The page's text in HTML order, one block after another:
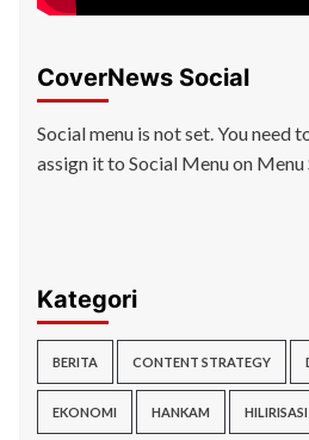
CoverNews Social
Social menu is not set. You need
assign it to Social Menu on Menu
Kategori
BERITA CONTENT STRATEGY
EKONOMI HANKAM HILIRISASI